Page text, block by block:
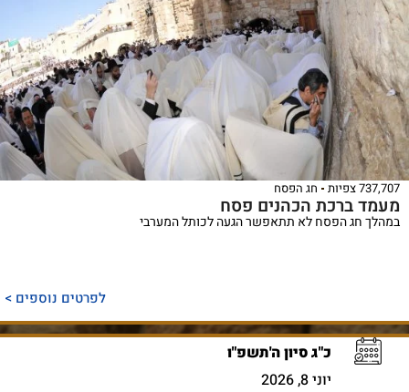
737,707 צפיות חג הפסח
מעמד ברכת הכהנים פסח
במהלך חג הפסח לא תתאפשר הגעה לכותל המערבי
לפרטים נוספים >
כ"ג סיון ה'תשפ"ו
יוני 8, 2026